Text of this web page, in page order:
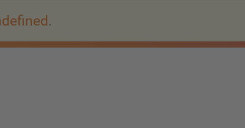
.